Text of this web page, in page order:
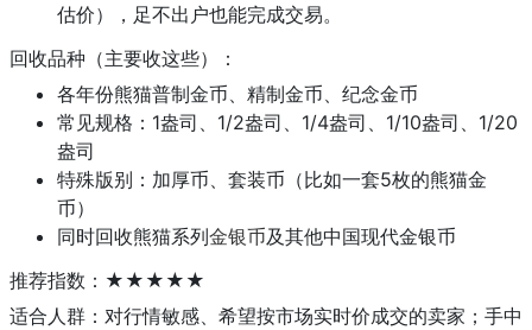
估价），足不出户也能完成交易。
回收品种（主要收这些）：
各年份熊猫普制金币、精制金币、纪念金币
常见规格：1盎司、1/2盎司、1/4盎司、1/10盎司、1/20
盎司
特殊版别：加厚币、套装币（比如一套5枚的熊猫金
币）
同时回收熊猫系列金银币及其他中国现代金银币
推荐指数：★★★★★
适合人群：对行情敏感、希望按市场实时价成交的卖家；手中